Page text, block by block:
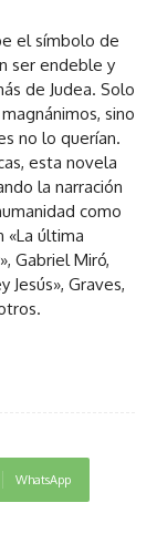
el símbolo de
ser endeble y
de Judea. Solo
sino
no lo querían.
esta novela
la narración
como
«La última
Gabriel Miró,
Jesús», Graves,
WhatsApp